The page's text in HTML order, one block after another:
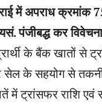
में अपराध क्रमांक
पंजीबद्ध कर
के बैंक खातों से
सेल के सहयोग से
में ट्रांसफर राशि